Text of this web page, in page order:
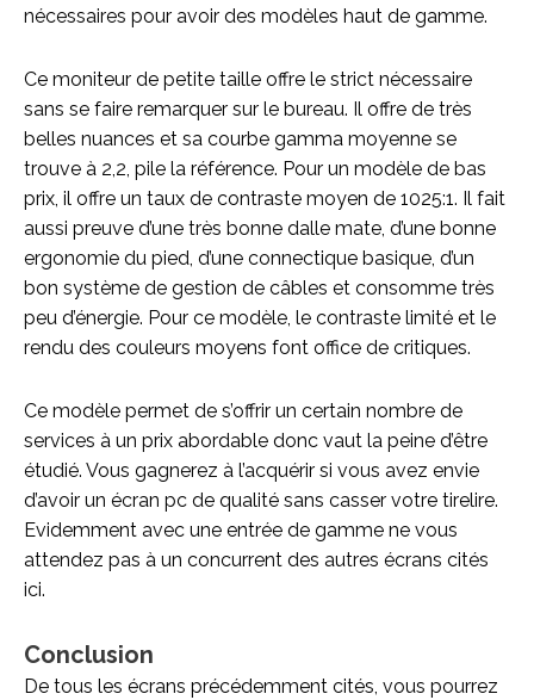
nécessaires pour avoir des modèles haut de gamme.
Ce moniteur de petite taille offre le strict nécessaire
sans se faire remarquer sur le bureau. Il offre de très
belles nuances et sa courbe gamma moyenne se
trouve à 2,2, pile la référence. Pour un modèle de bas
prix, il offre un taux de contraste moyen de 1025:1. Il fait
aussi preuve d’une très bonne dalle mate, d’une bonne
ergonomie du pied, d’une connectique basique, d’un
bon système de gestion de câbles et consomme très
peu d’énergie. Pour ce modèle, le contraste limité et le
rendu des couleurs moyens font office de critiques.
Ce modèle permet de s’offrir un certain nombre de
services à un prix abordable donc vaut la peine d’être
étudié. Vous gagnerez à l’acquérir si vous avez envie
d’avoir un écran pc de qualité sans casser votre tirelire.
Evidemment avec une entrée de gamme ne vous
attendez pas à un concurrent des autres écrans cités
ici.
Conclusion
De tous les écrans précédemment cités, vous pourrez